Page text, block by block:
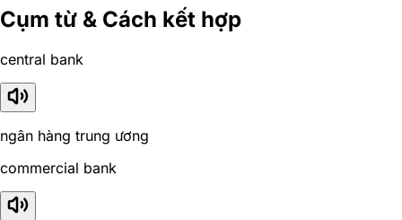
Cụm từ & Cách kết hợp
central bank
ngân hàng trung ương
commercial bank